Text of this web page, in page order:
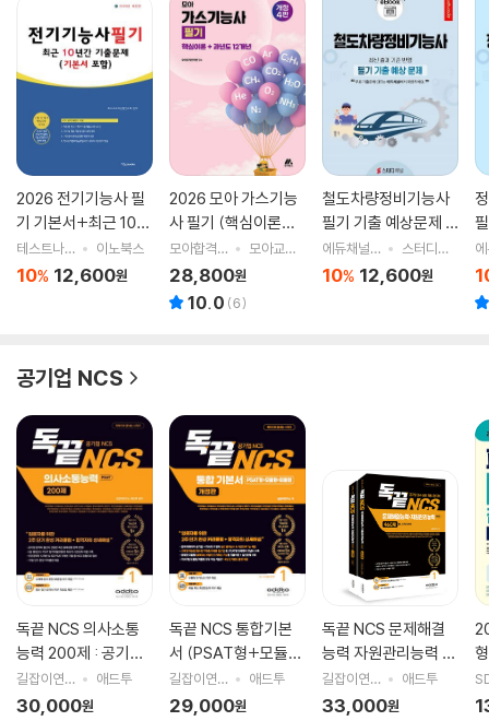
2026 전기기능사 필
기 기본서+최근 10년
간 기출문제
테스트나라 검정연구회 저 이노북스
10% 12,600원
2026 모아 가스기능
사 필기 (핵심이론
+과년도 12개년)
모아합격전략연구소 저 모아교육그룹
28,800원
10.0 (6)
철도차량정비기능사
필기 기출 예상문제 2
026
에듀채널 편집부 저 스터디채널
10% 12,600원
공기업 NCS
독끝 NCS 의사소통
능력 200제 : 공기업
NCS & PSAT 대비
길잡이연구소,애드투 저 애드투
30,000원
독끝 NCS 통합기본
서 (PSAT형+모듈형
+피듈형) 공기업 대
비
길잡이연구소 저 애드투
29,000원
독끝 NCS 문제해결
능력 자원관리능력 4
60제
길잡이연구소 공저 애드투
33,000원